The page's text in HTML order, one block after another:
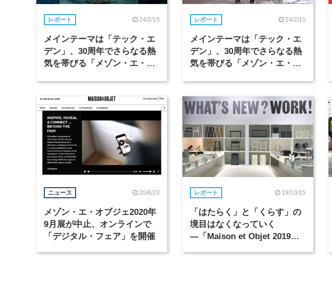
レポート 24/2/15
メインテーマは「テック・エ
デン」、30周年でさらなる熱
気を帯びる「メゾン・エ・オ
レポート 24/2/15
メインテーマは「テック・エ
デン」、30周年でさらなる熱
気を帯びる「メゾン・エ・オ
ニュース 20/6/23
メゾン・エ・オブジェ2020年
9月展が中止、オンラインで
「デジタル・フェア」を開催
レポート 19/10/15
「はたらく」と「くらす」の
境目はなくなっていく
―「Maison et Objet 2019」